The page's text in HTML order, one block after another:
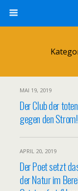
MAI 19, 2019
Der Club der
gegen den Strom!
APRIL 20, 2019
Der Poet setzt
der Natur im